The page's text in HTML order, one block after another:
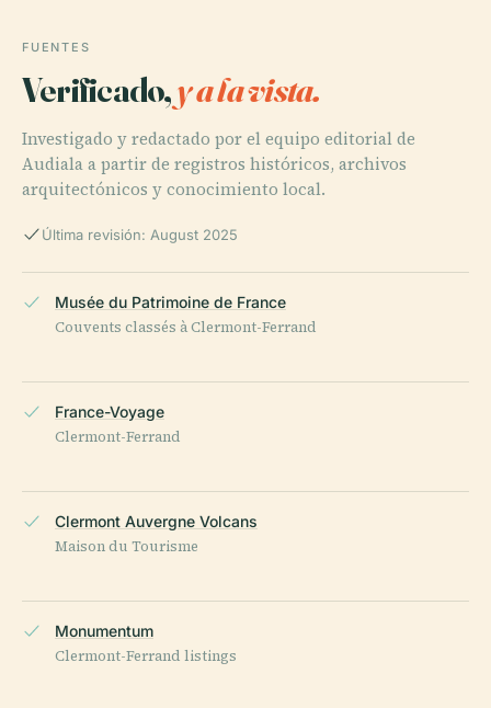
FUENTES
Verificado,y a la vista.
Investigado y redactado por el equipo editorial de
Audiala a partir de registros históricos, archivos
arquitectónicos y conocimiento local.
Última revisión: August 2025
Musée du Patrimoine de France
Couvents classés à Clermont-Ferrand
France-Voyage
Clermont-Ferrand
Clermont Auvergne Volcans
Maison du Tourisme
Monumentum
Clermont-Ferrand listings